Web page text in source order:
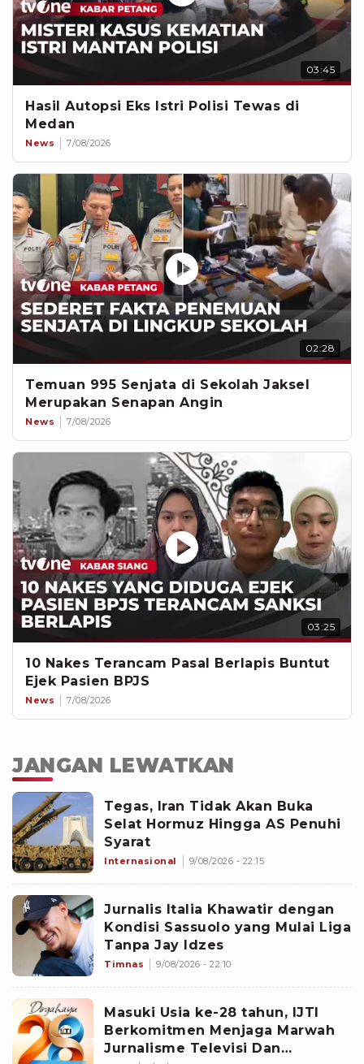
03:45
Hasil Autopsi Eks Istri Polisi Tewas di
Medan
News 7/08/2026
02:28
Temuan 995 Senjata di Sekolah Jaksel
Merupakan Senapan Angin
News 7/08/2026
03:25
10 Nakes Terancam Pasal Berlapis Buntut
Ejek Pasien BPJS
News 7/08/2026
JANGAN LEWATKAN
Tegas, Iran Tidak Akan Buka
Selat Hormuz Hingga AS Penuhi
Syarat
Internasional 9/08/2026 - 22:15
Jurnalis Italia Khawatir dengan
Kondisi Sassuolo yang Mulai Liga
Tanpa Jay Idzes
Timnas 9/08/2026 - 22:10
Masuki Usia ke-28 tahun, IJTI
Berkomitmen Menjaga Marwah
Jurnalisme Televisi Dan